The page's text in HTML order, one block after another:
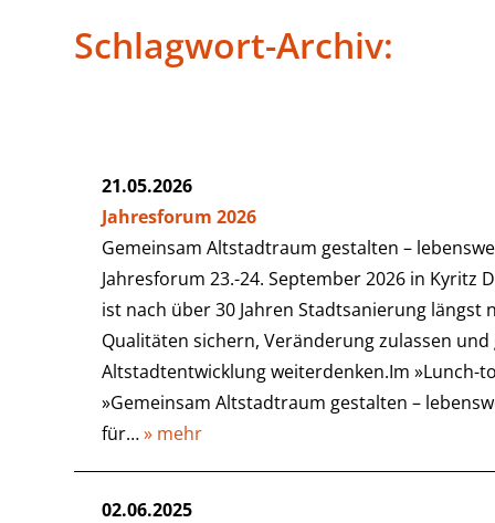
Schlagwort-Archiv:
21.05.2026
Jahresforum 2026
Gemeinsam Altstadtraum gestalten –
Jahresforum 23.-24. September 2026 in
ist nach über 30 Jahren Stadtsanierung
Qualitäten sichern, Veränderung zulassen
Altstadtentwicklung weiterdenken.Im »Lunch-
»Gemeinsam Altstadtraum gestalten –
für…» mehr
02.06.2025